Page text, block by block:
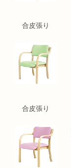
合皮張り
合皮張り